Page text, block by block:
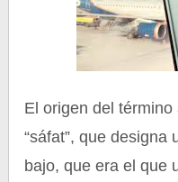
El origen del
“sáfat”, que designa
bajo, que era el que